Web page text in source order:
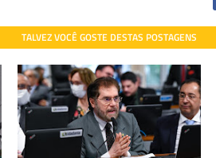
TALVEZ VOCÊ GOSTE DESTAS POSTAGENS